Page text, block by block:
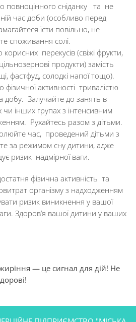
повноцінного сніданку та не
час доби (особливо перед
їсти повільно, не
споживання солі.
перекусів (свіжі фрукти,
продукти) замість
фастфуд, солодкі напої тощо).
фізичної активності тривалістю
Залучайте до занять в
чи інших групах з інтенсивним
Рухайтесь разом з дітьми.
час, проведений дітьми з
за режимом сну дитини, адже
ризик надмірної ваги.
фізична активність та
організму з надходженням
ризик виникнення у вашої
Здоров’я вашої дитини у ваших
— це сигнал для дій! Не